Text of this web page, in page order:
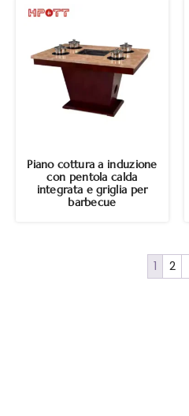
Piano cottura a induzione
con pentola calda
integrata e griglia per
barbecue
1 2